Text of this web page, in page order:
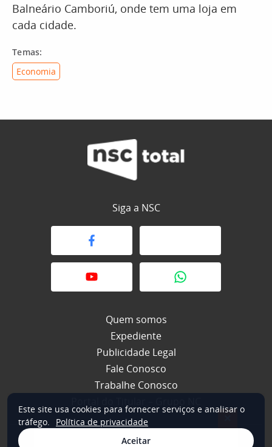
Balneário Camboriú, onde tem uma loja em
cada cidade.
Temas:
Economia
Siga a NSC
Quem somos
Expediente
Publicidade Legal
Fale Conosco
Trabalhe Conosco
Este site usa cookies para fornecer serviços e analisar o
tráfego.
Política de privacidade
Aceitar